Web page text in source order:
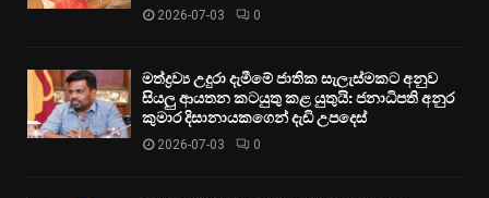
2026-07-03 0
මත්ද්‍රව්‍ය උදුරා දැමීමේ ජාතික සැලැස්මකට අනුව
සියලු ආයතන කටයුතු කළ යුතුයි: ජනාධිපති අනුර
කුමාර දිසානායකගෙන් දැඩි උපදෙස්
2026-07-03 0